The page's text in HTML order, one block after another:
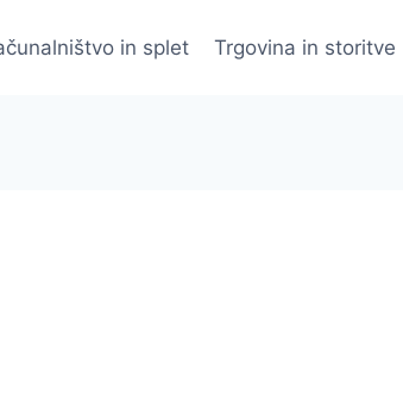
in splet Trgovina in storitve